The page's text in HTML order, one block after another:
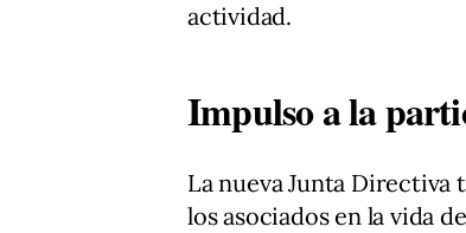
actividad.
Impulso a la
La nueva Junta
los asociados en la vida